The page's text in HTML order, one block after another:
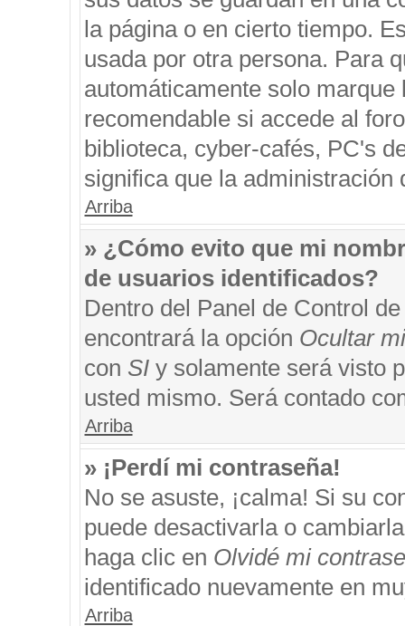
la página o en cierto tiempo.
usada por otra persona. Para
automáticamente solo
recomendable si accede al
biblioteca, cyber-cafés, PC's
significa que la administración
Arriba
» ¿Cómo evito que mi
de usuarios identificados?
Dentro del Panel de Control
encontrará la opción Ocultar
con SIy solamente será visto
usted mismo. Será contado
Arriba
» ¡Perdí mi contraseña!
No se asuste, ¡calma! Si su
puede desactivarla o
haga clic en Olvidé mi
identificado nuevamente en
Arriba